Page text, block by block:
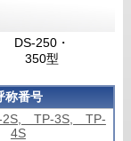
DS-250・
350型
称番号
2S, TP-3S, TP-
4S